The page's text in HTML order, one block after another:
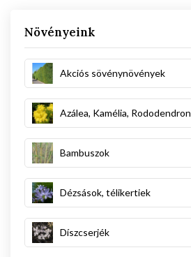
Növényeink
Akciós sövénynövények
Azálea, Kamélia, Rododendron
Bambuszok
Dézsások, télikertiek
Díszcserjék